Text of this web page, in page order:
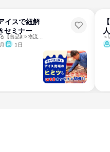
イスで紐解
セミナー
1日